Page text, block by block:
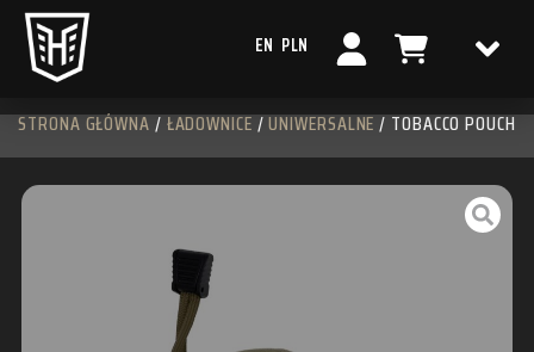
EN PLN
STRONA GŁÓWNA/ŁADOWNICE/UNIWERSALNE/ TOBACCO POUCH